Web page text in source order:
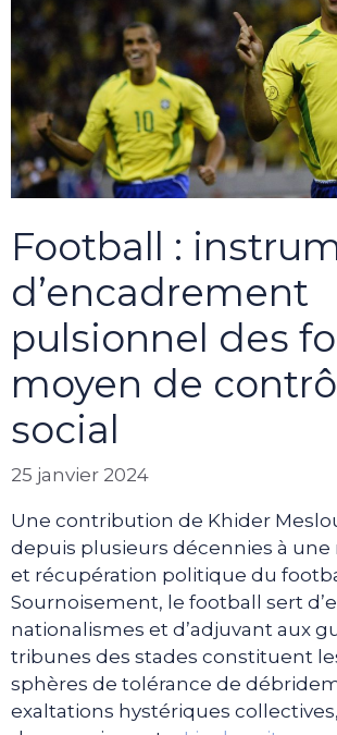
Football :
d’encadrement
pulsionnel des
moyen de
social
25 janvier 2024
Une contribution de Khider
depuis plusieurs décennies à
et récupération politique du
Sournoisement, le football sert
nationalismes et d’adjuvant aux
tribunes des stades constituent
sphères de tolérance de
exaltations hystériques